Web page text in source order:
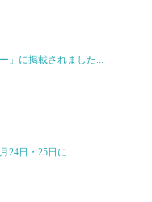
」に掲載されました...
24日・25日に...